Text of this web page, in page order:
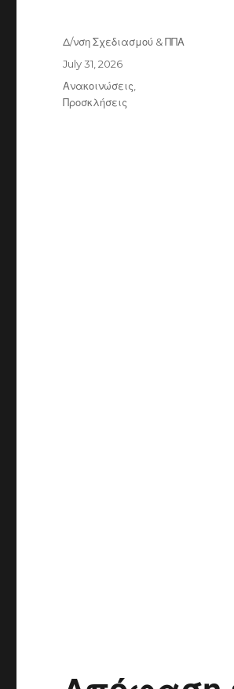
Author
Δ/νση Σχεδιασμού & ΠΠΑ
Posted
on
July 31, 2026
Categories
Ανακοινώσεις
Προσκλήσεις